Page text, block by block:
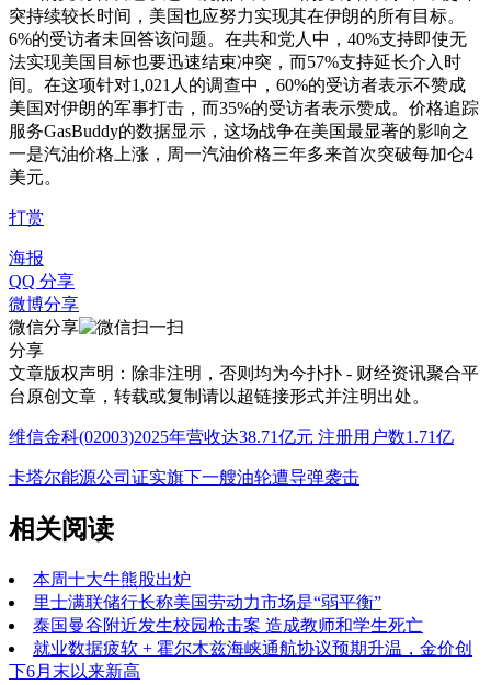
突持续较长时间，美国也应努力实现其在伊朗的所有目标。
6%的受访者未回答该问题。在共和党人中，40%支持即使无
法实现美国目标也要迅速结束冲突，而57%支持延长介入时
间。在这项针对1,021人的调查中，60%的受访者表示不赞成
美国对伊朗的军事打击，而35%的受访者表示赞成。价格追踪
服务GasBuddy的数据显示，这场战争在美国最显著的影响之
一是汽油价格上涨，周一汽油价格三年多来首次突破每加仑4
美元。
打赏
海报
QQ 分享
微博分享
微信分享
分享
文章版权声明：除非注明，否则均为今扑扑 - 财经资讯聚合平
台 原创文章，转载或复制请以超链接形式并注明出处。
维信金科(02003)2025年营收达38.71亿元 注册用户数1.71亿
卡塔尔能源公司证实旗下一艘油轮遭导弹袭击
相关阅读
本周十大牛熊股出炉
里士满联储行长称美国劳动力市场是“弱平衡”
泰国曼谷附近发生校园枪击案 造成教师和学生死亡
就业数据疲软 + 霍尔木兹海峡通航协议预期升温，金价创
下6月末以来新高